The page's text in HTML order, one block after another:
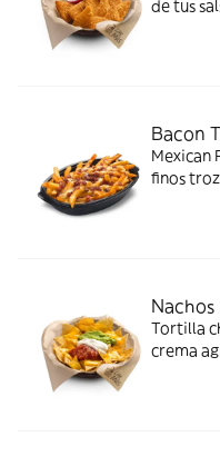
de tus
Bacon
Mexican
finos
Tortilla
crema